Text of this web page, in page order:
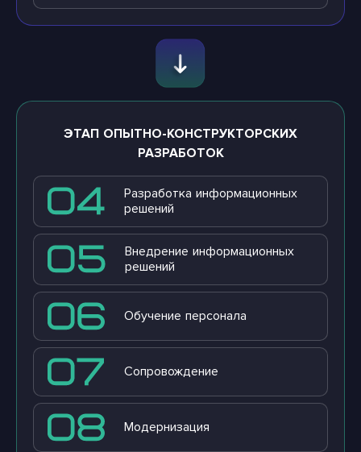
ЭТАП ОПЫТНО-КОНСТРУКТОРСКИХ
РАЗРАБОТОК
Разработка информационных
решений
Внедрение информационных
решений
Обучение персонала
Сопровождение
Модернизация